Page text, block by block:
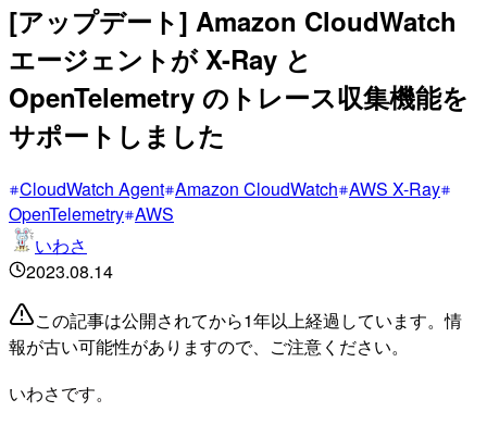
[アップデート] Amazon CloudWatch
エージェントが X-Ray と
OpenTelemetry のトレース収集機能を
サポートしました
CloudWatch Agent Amazon CloudWatch AWS X-Ray
OpenTelemetry AWS
いわさ
2023.08.14
この記事は公開されてから1年以上経過しています。情
報が古い可能性がありますので、ご注意ください。
いわさです。